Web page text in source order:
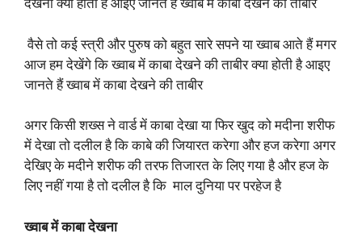
देखना क्या होता है आइए जानते हैं ख्वाब में काबा देखने की ताबीर
वैसे तो कई स्त्री और पुरुष को बहुत सारे सपने या ख्वाब आते हैं मगर
आज हम देखेंगे कि ख्वाब में काबा देखने की ताबीर क्या होती है आइए
जानते हैं ख्वाब में काबा देखने की ताबीर
अगर किसी शख्स ने वार्ड में काबा देखा या फिर खुद को मदीना शरीफ
में देखा तो दलील है कि काबे की जियारत करेगा और हज करेगा अगर
देखिए के मदीने शरीफ की तरफ तिजारत के लिए गया है और हज के
लिए नहीं गया है तो दलील है कि माल दुनिया पर परहेज है
ख्वाब में काबा देखना